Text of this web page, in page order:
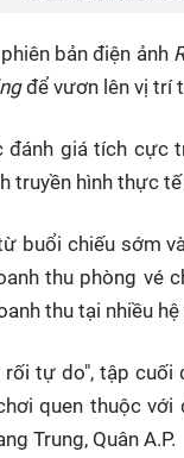
bản điện ảnh
để vươn lên vị trí
đánh giá tích cực
truyền hình thực
buổi chiếu sớm
thu phòng vé
thu tại nhiều
rối tự do", tập
quen thuộc với
Trung, Quân A.P.